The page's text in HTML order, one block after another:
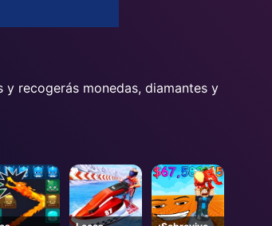
recogerás monedas, diamantes y